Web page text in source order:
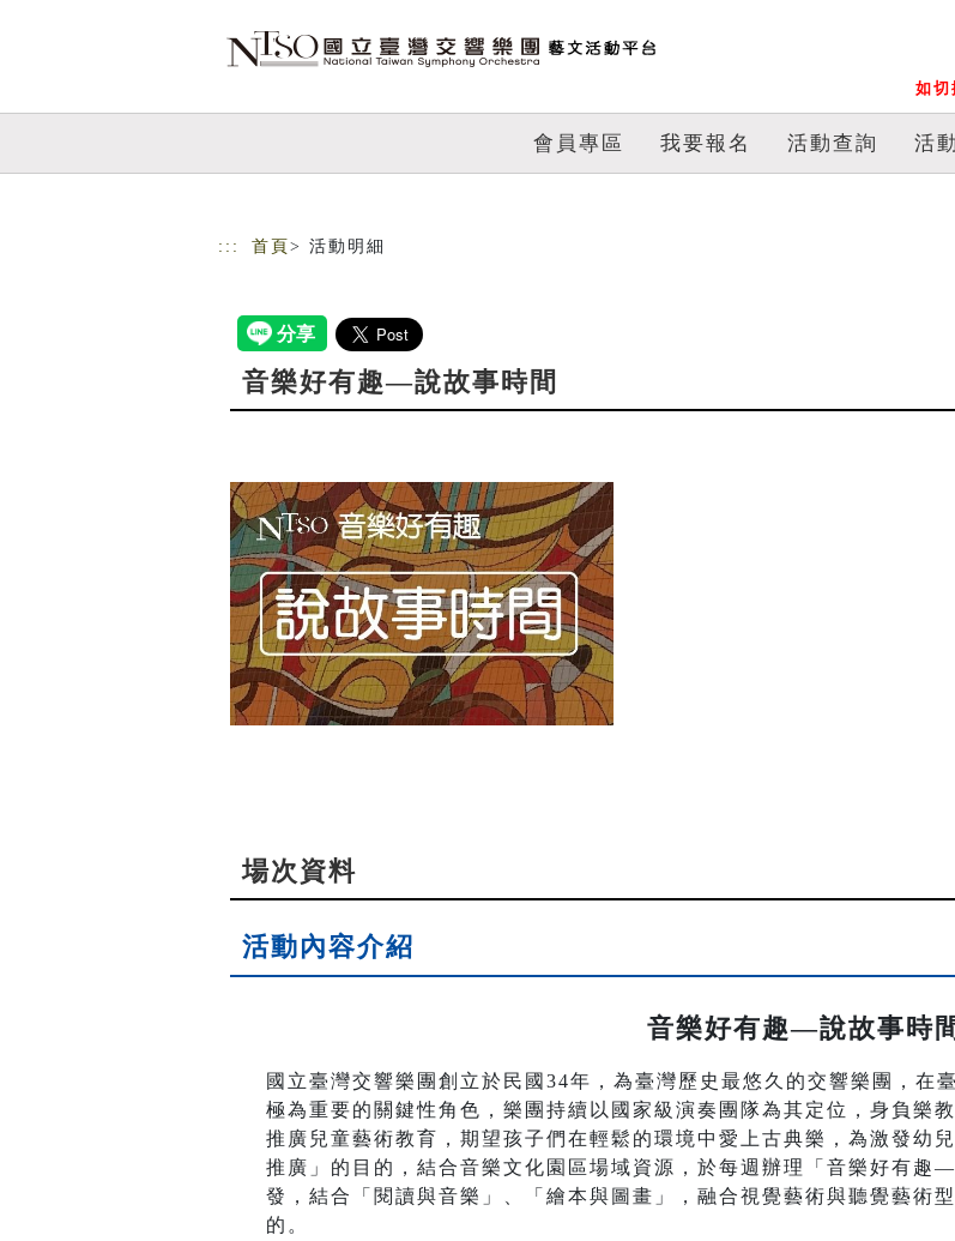
如切
會員專區 我要報名 活動查詢 活
::: 首頁 > 活動明細
音樂好有趣—說故事時間
場次資料
活動內容介紹
音樂好有趣—說故事時
國立臺灣交響樂團創立於民國34年，為臺灣歷史最悠久的交響樂團，在
極為重要的關鍵性角色，樂團持續以國家級演奏團隊為其定位，身負樂
推廣兒童藝術教育，期望孩子們在輕鬆的環境中愛上古典樂，為激發幼
推廣」的目的，結合音樂文化園區場域資源，於每週辦理「音樂好有趣
發，結合「閱讀與音樂」、「繪本與圖畫」，融合視覺藝術與聽覺藝術
的。